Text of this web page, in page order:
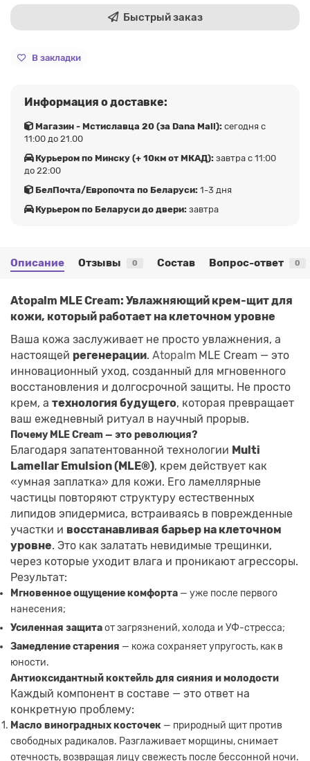
Быстрый заказ
В закладки
Информация о доставке:
Магазин - Мстиславца 20 (за Dana Mall): сегодня с
11:00 до 21.00
Курьером по Минску (+ 10км от МКАД): завтра с 11:00
до 22:00
БелПочта/Европочта по Беларуси: 1-3 дня
Курьером по Беларуси до двери: завтра
Описание Отзывы 0 Состав Вопрос-ответ 0
Atopalm MLE Cream: Увлажняющий крем-щит для
кожи, который работает на клеточном уровне
Ваша кожа заслуживает не просто увлажнения, а
настоящей регенерации. Atopalm MLE Cream — это
инновационный уход, созданный для мгновенного
восстановления и долгосрочной защиты. Не просто
крем, а технология будущего, которая превращает
ваш ежедневный ритуал в научный прорыв.
Почему MLE Cream — это революция?
Благодаря запатентованной технологии Multi
Lamellar Emulsion (MLE®), крем действует как
«умная заплатка» для кожи. Его ламеллярные
частицы повторяют структуру естественных
липидов эпидермиса, встраиваясь в поврежденные
участки и восстанавливая барьер на клеточном
уровне. Это как залатать невидимые трещинки,
через которые уходит влага и проникают агрессоры.
Результат:
Мгновенное ощущение комфорта — уже после первого
нанесения;
Усиленная защитаот загрязнений, холода и УФ-стресса;
Замедление старения — кожа сохраняет упругость, как в
юности.
Антиоксидантный коктейль для сияния и молодости
Каждый компонент в составе — это ответ на
конкретную проблему:
Масло виноградных косточек — природный щит против
свободных радикалов. Разглаживает морщины, снимает
отечность, возвращая лицу свежесть после бессонной ночи.